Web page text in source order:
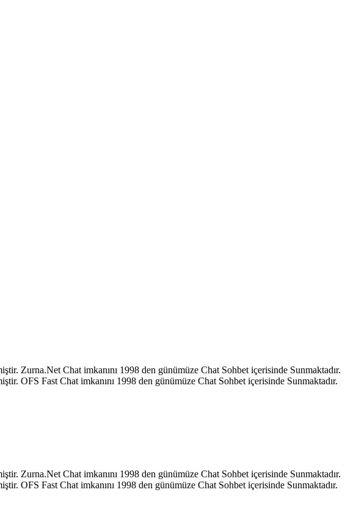
Zurna.Net Chat imkanını 1998 den günümüze Chat Sohbet içerisinde Sunmaktadır.
OFS Fast Chat imkanını 1998 den günümüze Chat Sohbet içerisinde Sunmaktadır.
Zurna.Net Chat imkanını 1998 den günümüze Chat Sohbet içerisinde Sunmaktadır.
OFS Fast Chat imkanını 1998 den günümüze Chat Sohbet içerisinde Sunmaktadır.